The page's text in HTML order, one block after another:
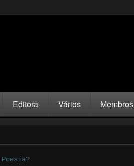
Editora Vários Membros